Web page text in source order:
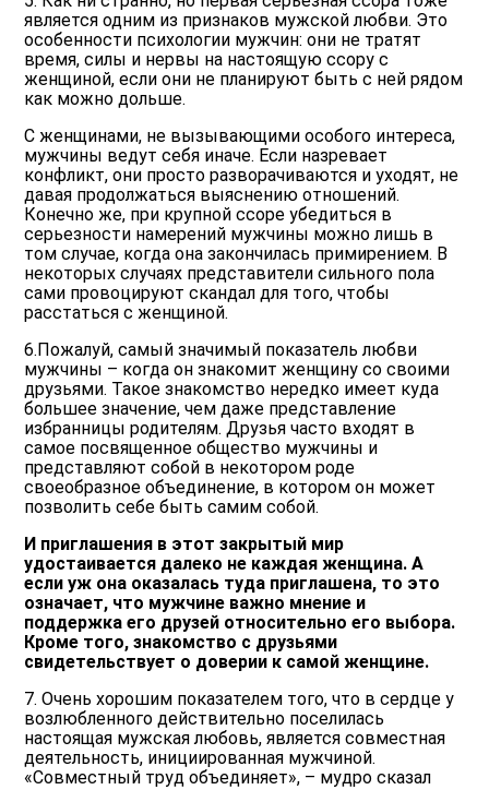
является одним из признаков мужской любви. Это
особенности психологии мужчин: они не тратят
время, силы и нервы на настоящую ссору с
женщиной, если они не планируют быть с ней рядом
как можно дольше.
С женщинами, не вызывающими особого интереса,
мужчины ведут себя иначе. Если назревает
конфликт, они просто разворачиваются и уходят, не
давая продолжаться выяснению отношений.
Конечно же, при крупной ссоре убедиться в
серьезности намерений мужчины можно лишь в
том случае, когда она закончилась примирением. В
некоторых случаях представители сильного пола
сами провоцируют скандал для того, чтобы
расстаться с женщиной.
6.Пожалуй, самый значимый показатель любви
мужчины – когда он знакомит женщину со своими
друзьями. Такое знакомство нередко имеет куда
большее значение, чем даже представление
избранницы родителям. Друзья часто входят в
самое посвященное общество мужчины и
представляют собой в некотором роде
своеобразное объединение, в котором он может
позволить себе быть самим собой.
И приглашения в этот закрытый мир
удостаивается далеко не каждая женщина. А
если уж она оказалась туда приглашена, то это
означает, что мужчине важно мнение и
поддержка его друзей относительно его выбора.
Кроме того, знакомство с друзьями
свидетельствует о доверии к самой женщине.
7. Очень хорошим показателем того, что в сердце у
возлюбленного действительно поселилась
настоящая мужская любовь, является совместная
деятельность, инициированная мужчиной.
«Совместный труд объединяет», – мудро сказал